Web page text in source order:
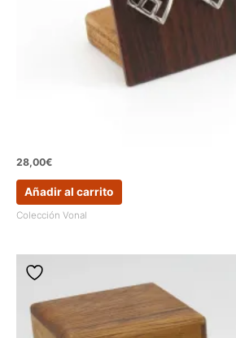
28,00€
Añadir al carrito
Colección Vonal